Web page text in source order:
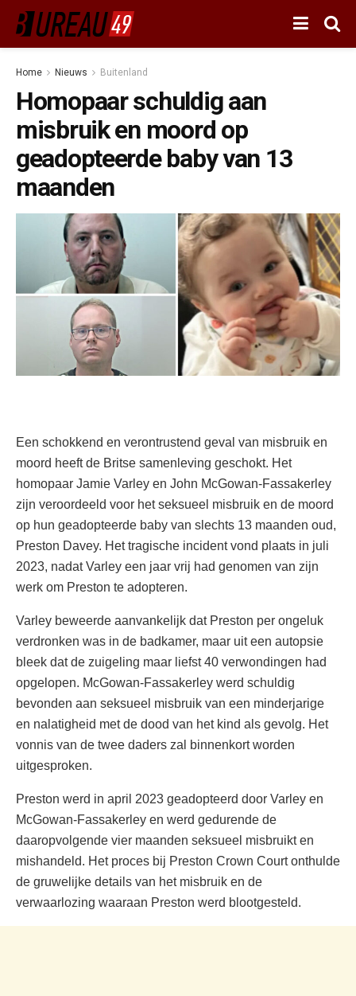
Home Nieuws Buitenland
Homopaar schuldig aan
misbruik en moord op
geadopteerde baby van 13
maanden
Een schokkend en verontrustend geval van misbruik en
moord heeft de Britse samenleving geschokt. Het
homopaar Jamie Varley en John McGowan-Fassakerley
zijn veroordeeld voor het seksueel misbruik en de moord
op hun geadopteerde baby van slechts 13 maanden oud,
Preston Davey. Het tragische incident vond plaats in juli
2023, nadat Varley een jaar vrij had genomen van zijn
werk om Preston te adopteren.
Varley beweerde aanvankelijk dat Preston per ongeluk
verdronken was in de badkamer, maar uit een autopsie
bleek dat de zuigeling maar liefst 40 verwondingen had
opgelopen. McGowan-Fassakerley werd schuldig
bevonden aan seksueel misbruik van een minderjarige
en nalatigheid met de dood van het kind als gevolg. Het
vonnis van de twee daders zal binnenkort worden
uitgesproken.
Preston werd in april 2023 geadopteerd door Varley en
McGowan-Fassakerley en werd gedurende de
daaropvolgende vier maanden seksueel misbruikt en
mishandeld. Het proces bij Preston Crown Court onthulde
de gruwelijke details van het misbruik en de
verwaarlozing waaraan Preston werd blootgesteld.